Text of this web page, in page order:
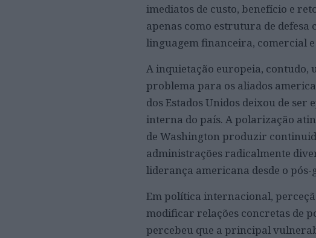
imediatos de custo, benefício e
apenas como estrutura de defesa
linguagem financeira, comercial
A inquietação europeia,
problema para os aliados
dos Estados Unidos deixou de
interna do país. A polarização
de Washington produzir
administrações radicalmente
liderança americana desde o
Em política internacional,
modificar relações concretas de
percebeu que a principal